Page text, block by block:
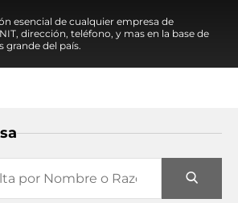
esencial de cualquier empresa de
dirección, teléfono, y mas en la base de
grande del país.